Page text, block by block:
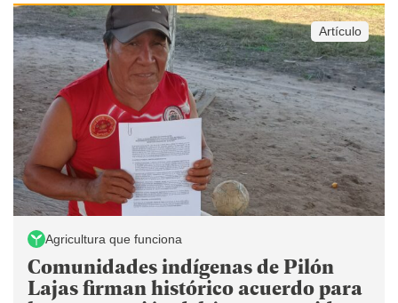
Artículo
Agricultura que funciona
Comunidades indígenas de Pilón
Lajas firman histórico acuerdo para